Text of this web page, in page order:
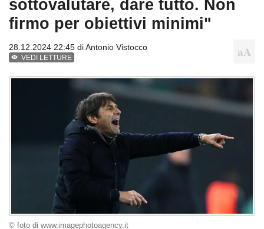
sottovalutare, dare tutto. Non
firmo per obiettivi minimi"
28.12.2024 22:45 diAntonio Vistocco
VEDI LETTURE
© foto di www.imagephotoagency.it